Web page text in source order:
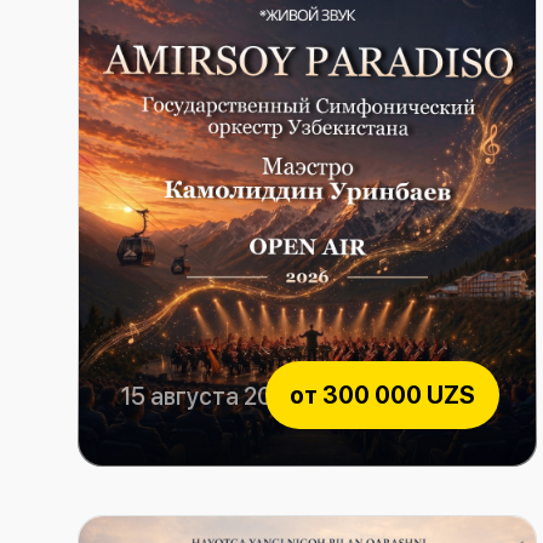
от 300 000 UZS
Amirsoy Paradiso
15 августа 2026